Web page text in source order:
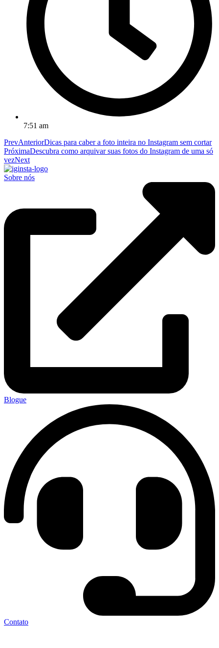
7:51 am
PrevAnteriorDicas para caber a foto inteira no Instagram sem cortar
PróximaDescubra como arquivar suas fotos do Instagram de uma só
vezNext
Sobre nós
Blogue
Contato